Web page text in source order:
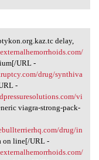
delay,
URL -
drug/synthiva
-
vi
viagra-strong-pack-
drug/in
on line[/URL -